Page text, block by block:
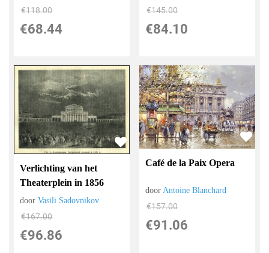
€118.00
€68.44
€145.00
€84.10
Verlichting van het
Theaterplein in 1856
doorVasili Sadovnikov
€167.00
€96.86
Café de la Paix Opera
door Antoine Blanchard
€157.00
€91.06